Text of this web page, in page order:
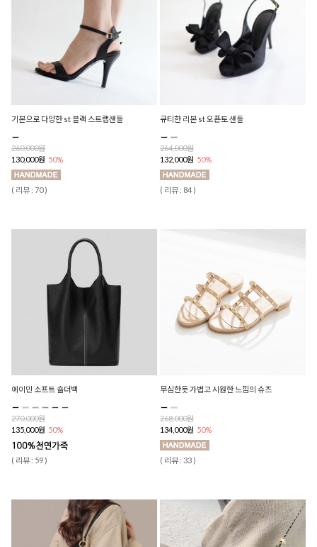
기본으로 다양한 st 블랙 스트랩샌들
260,000원
130,000원 50%
( 리뷰 : 70 )
큐티한 리본 st 오픈토 샌들
264,000원
132,000원 50%
( 리뷰 : 84 )
에이민 소프트 숄더백
270,000원
135,000원 50%
( 리뷰 : 59 )
무심한듯 가볍고 시원한 느낌의 슈즈
268,000원
134,000원 50%
( 리뷰 : 33 )